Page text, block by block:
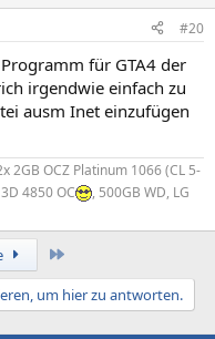
#20
für GTA4 der
irgendwie einfach zu
ausm Inet einzufügen
2GB OCZ Platinum 1066 (CL 5-
4850 OC
, 500GB WD, LG
um hier zu antworten.